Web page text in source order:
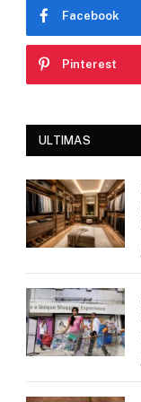
Facebook
Pinterest
ULTIMAS